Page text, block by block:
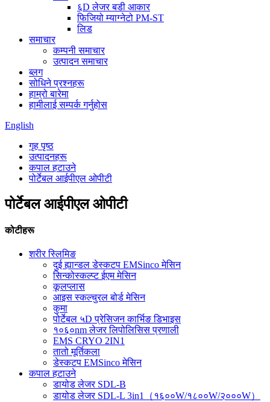
६D लेजर बडी आकार
फिजियो म्याग्नेटो PM-ST
लिड
समाचार
कम्पनी समाचार
उत्पादन समाचार
ब्लग
सोधिने प्रश्नहरू
हाम्रो बारेमा
हामीलाई सम्पर्क गर्नुहोस
English
गृह पृष्ठ
उत्पादनहरू
कपाल हटाउने
पोर्टेबल आईपीएल ओपीटी
पोर्टेबल आईपीएल ओपीटी
कोटीहरू
शरीर स्लिमिङ
दुई ह्यान्डल डेस्कटप EMSinco मेसिन
सिन्कोस्कल्प्ट ईएम मेसिन
कूलप्लास
आइस स्कल्चुरल बोर्ड मेसिन
कुमा
पोर्टेबल ५D प्रेसिजन कार्भिङ डिभाइस
१०६०nm लेजर लिपोलिसिस प्रणाली
EMS CRYO 2IN1
तातो मूर्तिकला
डेस्कटप EMSinco मेसिन
कपाल हटाउने
डायोड लेजर SDL-B
डायोड लेजर SDL-L 3in1（१६००W/१८००W/२०००W）